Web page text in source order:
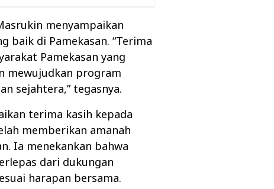
menyampaikan
baik di Pamekasan. “Terima
Pamekasan yang
mewujudkan program
sejahtera,” tegasnya.
terima kasih kepada
memberikan amanah
Ia menekankan bahwa
dari dukungan
harapan bersama.